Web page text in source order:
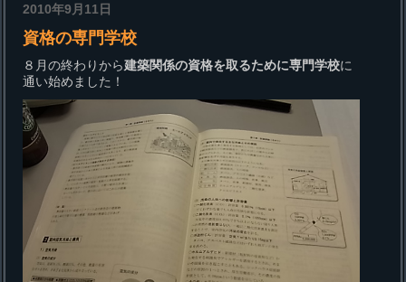
2010年9月11日
資格の専門学校
８月の終わりから建築関係の資格を取るために専門学校に
通い始めました！